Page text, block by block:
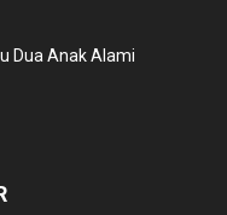
Dua Anak Alami